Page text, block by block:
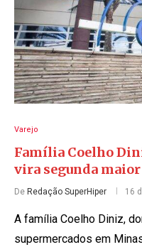
Varejo
Família Coelho
vira segunda
De Redação SuperHiper 16
A família Coelho Diniz,
supermercados em